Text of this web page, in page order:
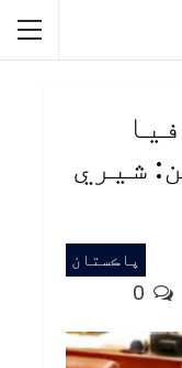
شيري
پاڪستان